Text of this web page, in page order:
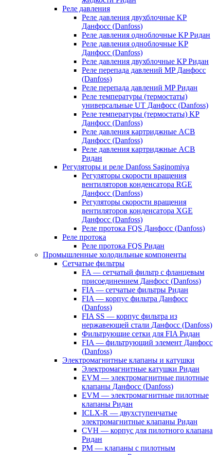
Реле давления
Реле давления двухблочные KP
Данфосс (Danfoss)
Реле давления одноблочные KP Ридан
Реле давления одноблочные KP
Данфосс (Danfoss)
Реле давления двухблочные KP Ридан
Реле перепада давлений MP Данфосс
(Danfoss)
Реле перепада давлений MP Ридан
Реле температуры (термостаты)
универсальные UT Данфосс (Danfoss)
Реле температуры (термостаты) KP
Данфосс (Danfoss)
Реле давления картриджные ACB
Данфосс (Danfoss)
Реле давления картриджные ACB
Ридан
Регуляторы и реле Danfoss Saginomiya
Регуляторы скорости вращения
вентиляторов конденсатора RGE
Данфосс (Danfoss)
Регуляторы скорости вращения
вентиляторов конденсатора XGE
Данфосс (Danfoss)
Реле протока FQS Данфосс (Danfoss)
Реле протока
Реле протока FQS Ридан
Промышленные холодильные компоненты
Сетчатые фильтры
FA — сетчатый фильтр с фланцевым
присоединением Данфосс (Danfoss)
FIA — сетчатые фильтры Ридан
FIA — корпус фильтра Данфосс
(Danfoss)
FIA SS — корпус фильтра из
нержавеющей стали Данфосс (Danfoss)
Фильтрующие сетки для FIA Ридан
FIA — фильтрующий элемент Данфосс
(Danfoss)
Электромагнитные клапаны и катушки
Электромагнитные катушки Ридан
EVM — электромагнитные пилотные
клапаны Данфосс (Danfoss)
EVM — электромагнитные пилотные
клапаны Ридан
ICLX-R — двухступенчатые
электромагнитные клапаны Ридан
CVH — корпус для пилотного клапана
Ридан
PM — клапаны с пилотным